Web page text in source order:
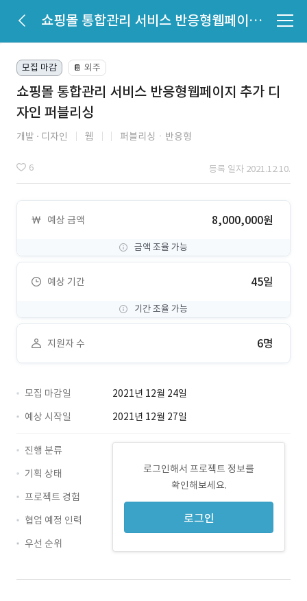
쇼핑몰 통합관리 서비스 반응형웹페이지 추가 디자인 퍼블리싱
모집 마감 📔 외주
쇼핑몰 통합관리 서비스 반응형웹페이지 추가 디
자인 퍼블리싱
개발 디자인 웹 퍼블리싱ㆍ반응형
6 등록 일자 2021.12.10.
예상 금액 8,000,000원
금액 조율 가능
예상 기간 45일
기간 조율 가능
지원자 수 6명
모집 마감일
2021년 12월 24일
예상 시작일
2021년 12월 27일
로그인해서 프로젝트 정보를
확인해보세요.
로그인
진행 분류
기획 상태
프로젝트 경험
협업 예정 인력
우선 순위